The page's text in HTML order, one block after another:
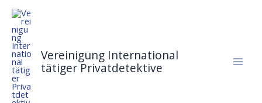
Zum
Inhalt
springen
Vereinigung International
tätiger Privatdetektive